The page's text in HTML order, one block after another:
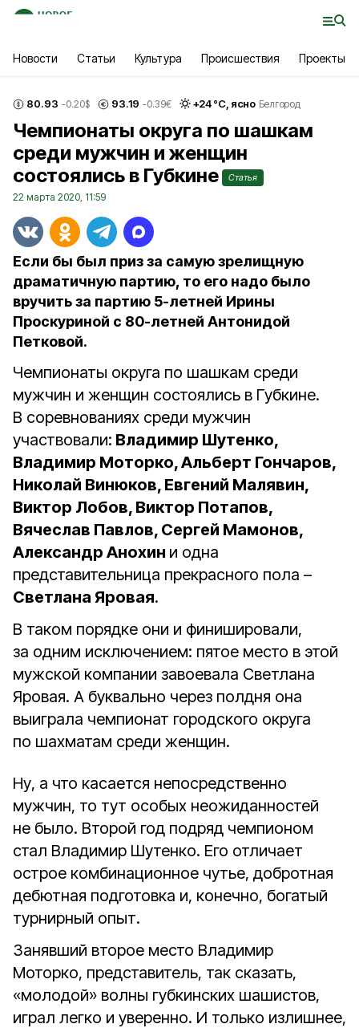
Новости Статьи Культура Происшествия Проекты
80.93 -0.20$ 93.19 -0.39€ +24°С, ясно Белгород
Чемпионаты округа по шашкам
среди мужчин и женщин
состоялись в Губкине
Статья
22 марта 2020, 11:59
Если бы был приз за самую зрелищную
драматичную партию, то его надо было
вручить за партию 5-летней Ирины
Проскуриной с 80-летней Антонидой
Петковой.
Чемпионаты округа по шашкам среди
мужчин и женщин состоялись в Губкине.
В соревнованиях среди мужчин
участвовали: Владимир Шутенко,
Владимир Моторко, Альберт Гончаров,
Николай Винюков, Евгений Малявин,
Виктор Лобов, Виктор Потапов,
Вячеслав Павлов, Сергей Мамонов,
Александр Анохин и одна
представительница прекрасного пола –
Светлана Яровая.
В таком порядке они и финишировали,
за одним исключением: пятое место в этой
мужской компании завоевала Светлана
Яровая. А буквально через полдня она
выиграла чемпионат городского округа
по шахматам среди женщин.
Ну, а что касается непосредственно
мужчин, то тут особых неожиданностей
не было. Второй год подряд чемпионом
стал Владимир Шутенко. Его отличает
острое комбинационное чутье, добротная
дебютная подготовка и, конечно, богатый
турнирный опыт.
Занявший второе место Владимир
Моторко, представитель, так сказать,
«молодой» волны губкинских шашистов,
играл легко и уверенно. И только излишнее,